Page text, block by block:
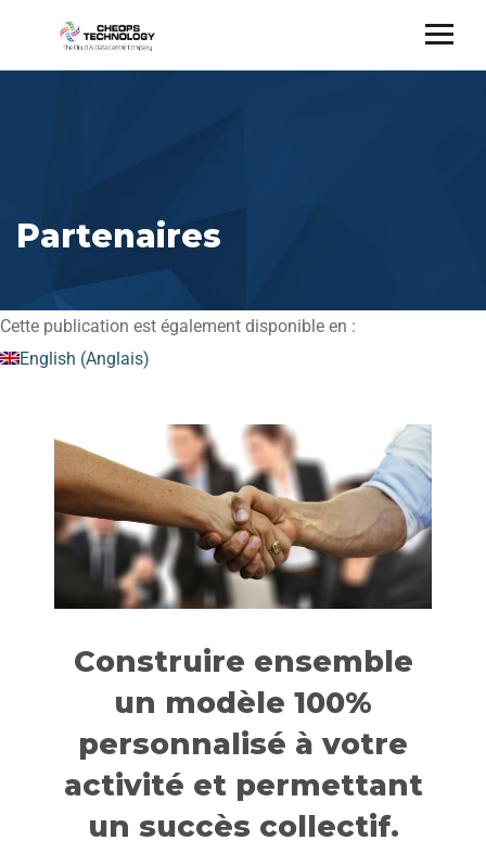
Partenaires
Cette publication est également disponible en :
English (Anglais)
Construire ensemble
un modèle 100%
personnalisé à votre
activité et permettant
un succès collectif.